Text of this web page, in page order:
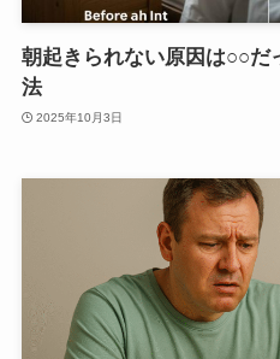
朝起きられない原因は○○だ
法
2025年10月3日